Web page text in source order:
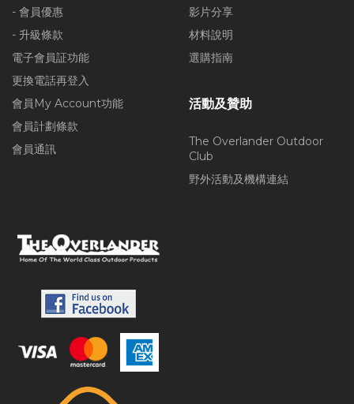
- 會員優惠
- 升級條款
電子會員証功能
更換電話再登入
會員My Account功能
會員計劃條款
會員通訊
影片分享
材料說明
選購指南
活動及贊助
The Overlander Outdoor
Club
野外活動及機構連結